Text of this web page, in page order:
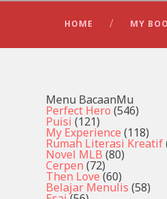
HOME MY
Menu BacaanMu
Perfect Hero (546)
Puisi (121)
My Experience (118)
Rumah Literasi Kreatif
Novel MLB (80)
Cerpen (72)
Then Love (60)
Belajar Menulis (58)